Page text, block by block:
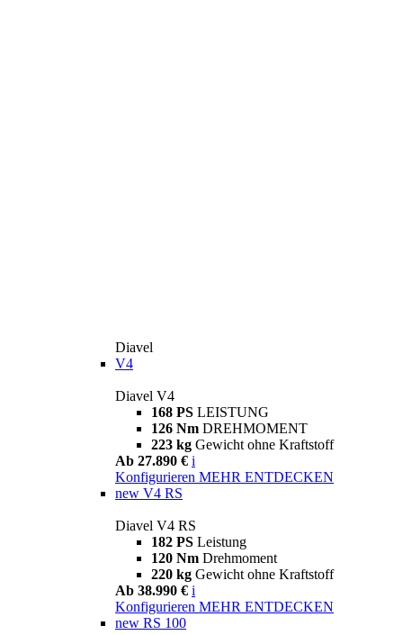
Diavel
V4
Diavel V4
168 PS LEISTUNG
126 Nm DREHMOMENT
223 kg Gewicht ohne Kraftstoff
Ab 27.890 € i
Konfigurieren MEHR ENTDECKEN
new V4 RS
Diavel V4 RS
182 PS Leistung
120 Nm Drehmoment
220 kg Gewicht ohne Kraftstoff
Ab 38.990 € i
Konfigurieren MEHR ENTDECKEN
new RS 100